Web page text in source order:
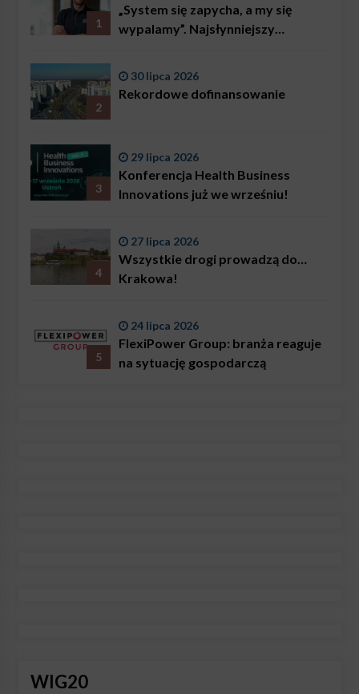
1
„System się zapycha, a my się
wypalamy”. Najsłynniejszy
problemem są nie tylko choroby
2
30 lipca 2026
Rekordowe dofinansowanie
3
29 lipca 2026
Konferencja Health Business
Innovations już we wrześniu!
4
27 lipca 2026
Wszystkie drogi prowadzą do…
Krakowa!
5
24 lipca 2026
FlexiPower Group: branża reaguje
na sytuację gospodarczą
WIG20